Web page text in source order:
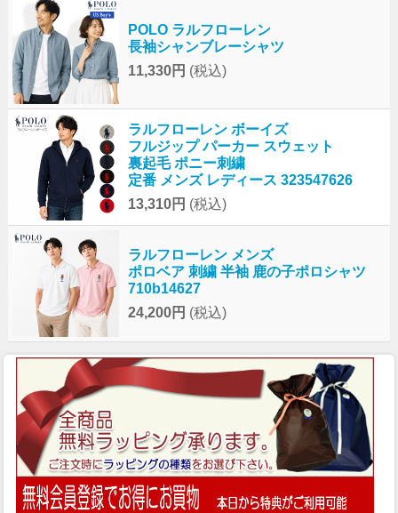
POLO ラルフローレン
長袖シャンブレーシャツ
11,330円 (税込)
ラルフローレン ボーイズ
フルジップ パーカー スウェット
裏起毛 ポニー刺繍
定番 メンズ レディース 323547626
13,310円 (税込)
ラルフローレン メンズ
ポロベア 刺繍 半袖 鹿の子ポロシャツ
710b14627
24,200円 (税込)